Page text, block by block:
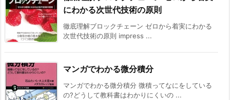
にわかる次世代技術の原則
徹底理解ブロックチェーン ゼロから着実にわかる
次世代技術の原則 impress ...
マンガでわかる微分積分
マンガでわかる微分積分 微積ってなにをしている
の?どうして教科書はわかりにくいの ...